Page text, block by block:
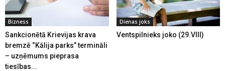
Bizness
Sankcionētā Krievijas krava
bremzē “Kālija parks” termināli
– uzņēmums pieprasa
tiesības...
Dienas joks
Ventspilnieks joko (29.VIII)